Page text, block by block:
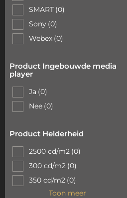
SMART (0)
Sony (0)
Webex (0)
Product Ingebouwde media
player
Ja (0)
Nee (0)
Product Helderheid
2500 cd/m2 (0)
300 cd/m2 (0)
350 cd/m2 (0)
Toon meer